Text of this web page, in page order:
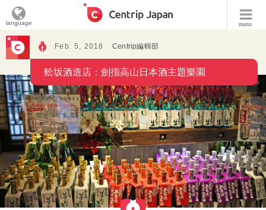
menu
language
Feb. 5, 2018 Centrip編輯部
舩坂酒造店：劍指高山日本酒主題樂園